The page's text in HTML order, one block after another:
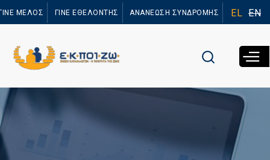
προς το
ΜΕΛΟΣ ΓΙΝΕ ΕΘΕΛΟΝΤΗΣ ΑΝΑΝΕΩΣΗ ΣΥΝΔΡΟΜΗΣ EL EN